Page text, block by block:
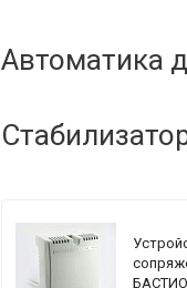
Автоматика